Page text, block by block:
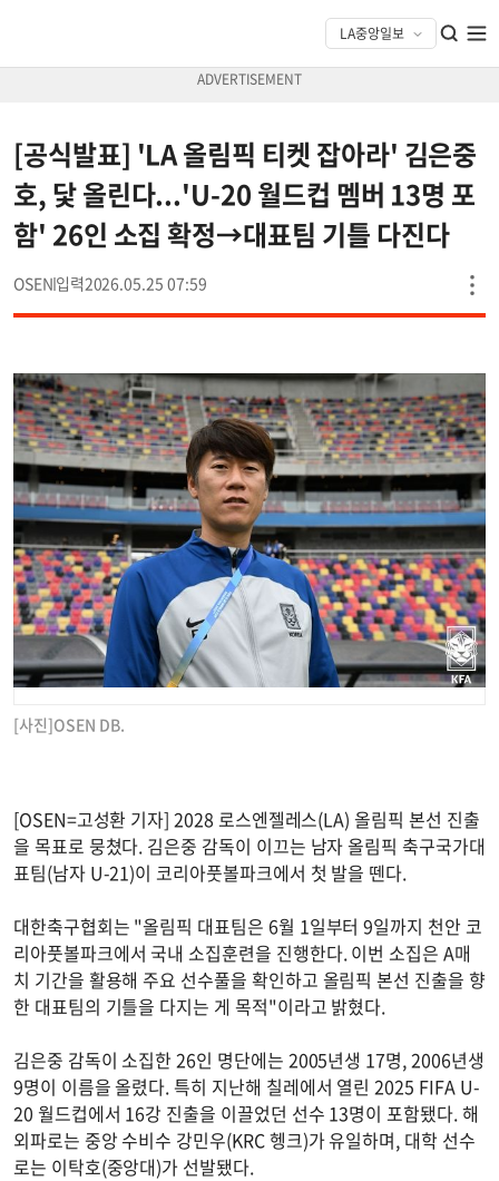
[공식발표] 'LA 올림픽 티켓 잡아라' 김은중
호, 닻 올린다...'U-20 월드컵 멤버 13명 포
함' 26인 소집 확정→대표팀 기틀 다진다
OSEN 2026.05.25 07:59
[사진]OSEN DB.
[OSEN=고성환 기자] 2028 로스엔젤레스(LA) 올림픽 본선 진출
을 목표로 뭉쳤다. 김은중 감독이 이끄는 남자 올림픽 축구국가대
표팀(남자 U-21)이 코리아풋볼파크에서 첫 발을 뗀다.
대한축구협회는 "올림픽 대표팀은 6월 1일부터 9일까지 천안 코
리아풋볼파크에서 국내 소집훈련을 진행한다. 이번 소집은 A매
치 기간을 활용해 주요 선수풀을 확인하고 올림픽 본선 진출을 향
한 대표팀의 기틀을 다지는 게 목적"이라고 밝혔다.
김은중 감독이 소집한 26인 명단에는 2005년생 17명, 2006년생
9명이 이름을 올렸다. 특히 지난해 칠레에서 열린 2025 FIFA U-
20 월드컵에서 16강 진출을 이끌었던 선수 13명이 포함됐다. 해
외파로는 중앙 수비수 강민우(KRC 헹크)가 유일하며, 대학 선수
로는 이탁호(중앙대)가 선발됐다.